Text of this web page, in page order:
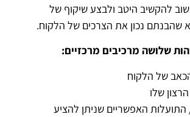
להקשיב היטב ולבצע שיקוף של
שהבנתם נכון את הצרכים של הלקוח.
שלושה מרכיבים מרכזיים:
של הלקוח
שלו
האפשריים שניתן להציע